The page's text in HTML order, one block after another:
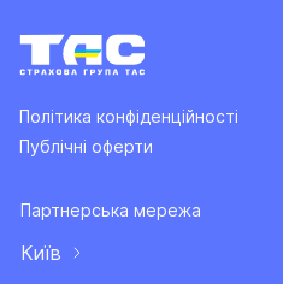
Політика конфіденційності
Публічні оферти
Партнерська мережа
Київ